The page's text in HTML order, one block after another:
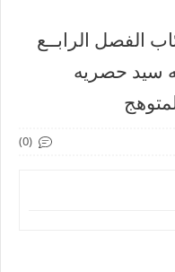
الفصل الرابــع
سيد حصريه
(0)